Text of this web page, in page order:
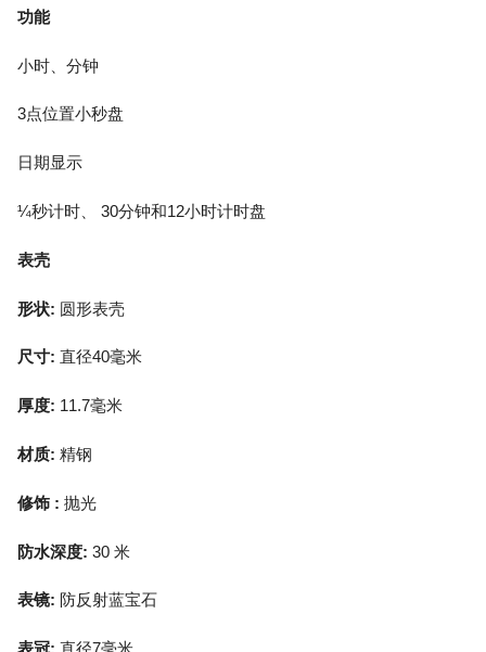
功能
小时、分钟
3点位置小秒盘
日期显示
¼秒计时、 30分钟和12小时计时盘
表壳
形状: 圆形表壳
尺寸: 直径40毫米
厚度: 11.7毫米
材质: 精钢
修饰 : 抛光
防水深度: 30 米
表镜: 防反射蓝宝石